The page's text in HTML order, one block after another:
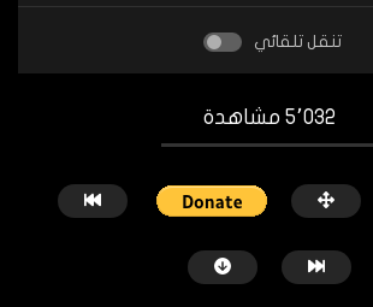
تنقل تلقائي
5٬032 مشاهدة